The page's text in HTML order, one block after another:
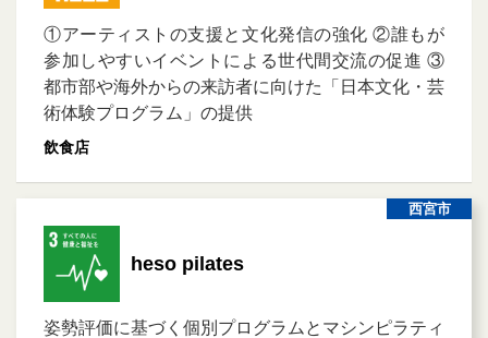
①アーティストの支援と文化発信の強化 ②誰もが
参加しやすいイベントによる世代間交流の促進 ③
都市部や海外からの来訪者に向けた「日本文化・芸
術体験プログラム」の提供
飲食店
西宮市
heso pilates
姿勢評価に基づく個別プログラムとマシンピラティ